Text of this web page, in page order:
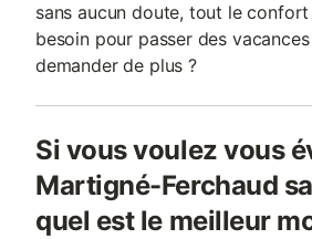
sans aucun doute, tout le
besoin pour passer des
demander de plus ?
Si vous voulez vous
Martigné-Ferchaud
quel est le meilleur